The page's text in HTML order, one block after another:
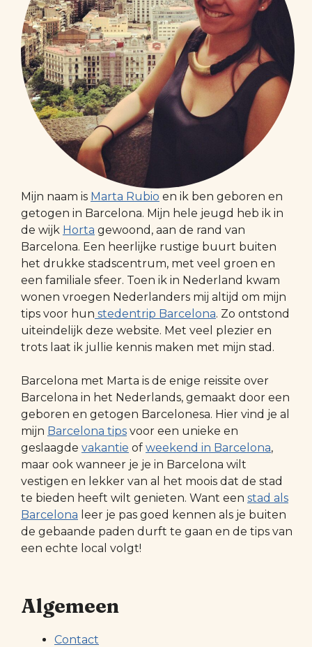
Mijn naam is Marta Rubio en ik ben geboren en
getogen in Barcelona. Mijn hele jeugd heb ik in
de wijk Horta gewoond, aan de rand van
Barcelona. Een heerlijke rustige buurt buiten
het drukke stadscentrum, met veel groen en
een familiale sfeer. Toen ik in Nederland kwam
wonen vroegen Nederlanders mij altijd om mijn
tips voor hun stedentrip Barcelona. Zo ontstond
uiteindelijk deze website. Met veel plezier en
trots laat ik jullie kennis maken met mijn stad.
Barcelona met Marta is de enige reissite over
Barcelona in het Nederlands, gemaakt door een
geboren en getogen Barcelonesa. Hier vind je al
mijn Barcelona tips voor een unieke en
geslaagde vakantie of weekend in Barcelona,
maar ook wanneer je je in Barcelona wilt
vestigen en lekker van al het moois dat de stad
te bieden heeft wilt genieten. Want een stad als
Barcelona leer je pas goed kennen als je buiten
de gebaande paden durft te gaan en de tips van
een echte local volgt!
Algemeen
Contact